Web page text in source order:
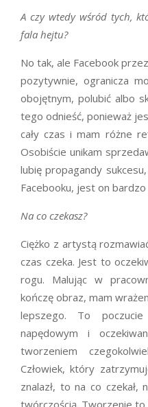
A czy wtedy wśród tych,
fala hejtu?
No tak, ale Facebook
pozytywnie, ogranicza
obojętnym, polubić albo
tego odnieść, ponieważ
cały czas i mam różne
Osobiście unikam
lubię propagandy
Facebooku, jest on
Na co czekasz?
Ciężko z artystą
czas czeka. Jest to
rogu. Malując w
kończę obraz, mam
lepszego. To
napędowym i
tworzeniem
Człowiek, który
znalazł, to na co